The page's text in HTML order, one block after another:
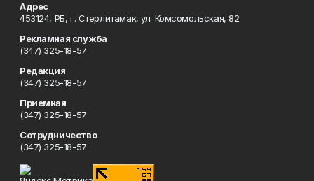
Адрес
453124, РБ, г. Стерлитамак, ул. Комсомольская, 82
Рекламная служба
(347) 325-18-57
Редакция
(347) 325-18-57
Приемная
(347) 325-18-57
Сотрудничество
(347) 325-18-57